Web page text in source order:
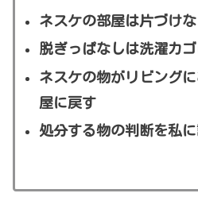
ネスケの部屋は片づけ
脱ぎっぱなしは洗濯カ
ネスケの物がリビング
屋に戻す
処分する物の判断を私